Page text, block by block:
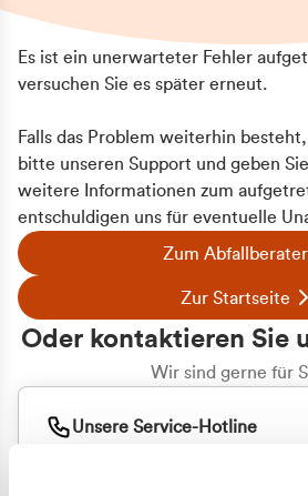
Es ist ein unerwarteter Fehler
versuchen Sie es später erneut.
Falls das Problem weiterhin
bitte unseren Support und geben
weitere Informationen zum
entschuldigen uns für eventuelle
Zum Abfallberater
Zur Startseite
Oder kontaktieren Sie
Wir sind gerne für
Unsere Service-Hotline